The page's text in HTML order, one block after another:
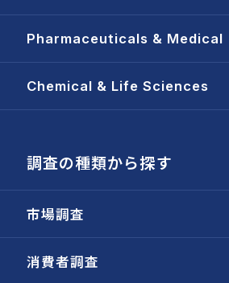
Pharmaceuticals & Medical
Chemical & Life Sciences
調査の種類から探す
市場調査
消費者調査